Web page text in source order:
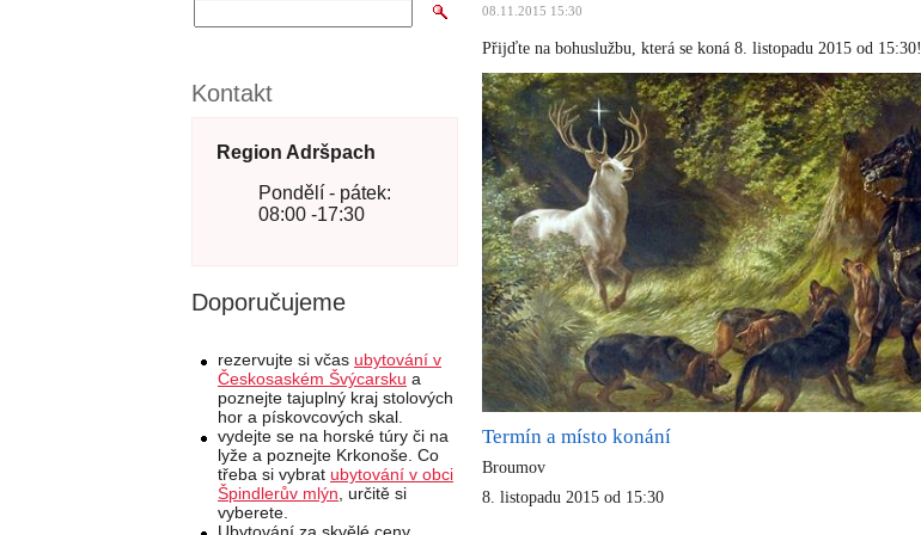
08.11.2015 15:30
Přijďte na bohuslužbu, která se koná 8. listopadu 2015 od 15:30!
Termín a místo konání
Broumov
8. listopadu 2015 od 15:30
Kontakt
Region Adršpach
Pondělí - pátek:
08:00 -17:30
Doporučujeme
rezervujte si včas ubytování v
Českosaském Švýcarsku a
poznejte tajuplný kraj stolových
hor a pískovcových skal.
vydejte se na horské túry či na
lyže a poznejte Krkonoše. Co
třeba si vybrat ubytování v obci
Špindlerův mlýn, určitě si
vyberete.